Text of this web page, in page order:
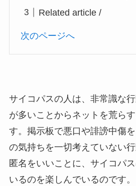
Related article /
次のページへ
サイコパスの人は、非常識な
が多いことからネットを荒ら
す。掲示板で悪口や誹謗中傷
の気持ちを一切考えていない行
匿名をいいことに、サイコパ
いるのを楽しんでいるのです。